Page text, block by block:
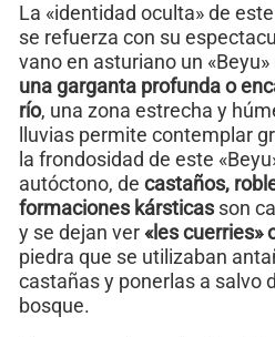
La «identidad oculta» de
se refuerza con su
vano en asturiano un
una garganta profunda o
río, una zona estrecha y
lluvias permite contemplar
la frondosidad de este
autóctono, de castaños,
formaciones kársticasson
y se dejan ver «les cuerries»
piedra que se utilizaban
castañas y ponerlas a salvo
bosque.